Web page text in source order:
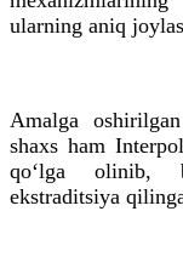
ularning aniq
Amalga
shaxs ham
qoʻlga olinib,
ekstraditsiya